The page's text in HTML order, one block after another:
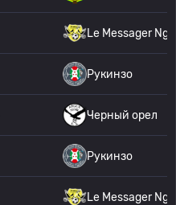
Le Messager
Рукинзо
Черный орел
Рукинзо
Le Messager